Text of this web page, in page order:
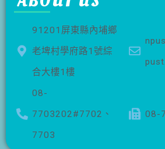
91201屏東縣內埔鄉
老埤村學府路1號綜
合大樓1樓
08-
7703202#7702、
7703
08-